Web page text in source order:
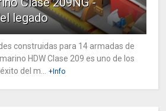
legado
construidas para 14 armadas de
HDW Clase 209 es uno de los
del m...
+Info